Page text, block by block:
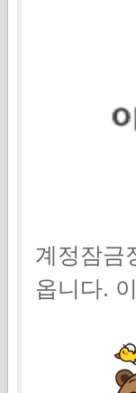
계정잠금
옵니다.